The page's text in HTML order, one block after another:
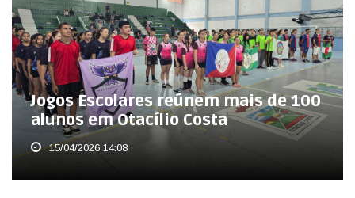
Jogos Escolares reúnem mais de 100
alunos em Otacílio Costa
15/04/2026 14:08